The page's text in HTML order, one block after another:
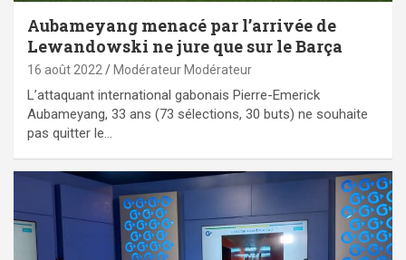
Aubameyang menacé par l’arrivée de
Lewandowski ne jure que sur le Barça
16 août 2022 Modérateur Modérateur
L’attaquant international gabonais Pierre-Emerick
Aubameyang, 33 ans (73 sélections, 30 buts) ne souhaite
pas quitter le…